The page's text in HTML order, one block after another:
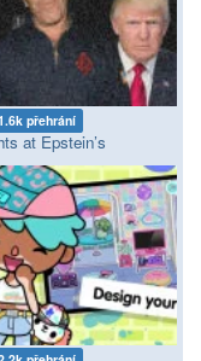
přehrání
at Epstein’s